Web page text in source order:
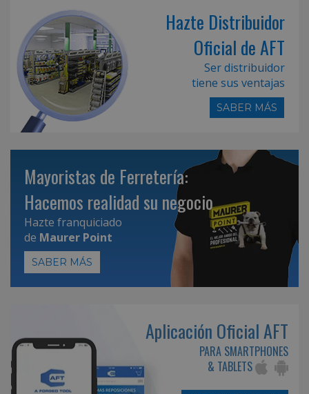
Hazte Distribuidor
Oficial de AFT
Ser distribuidor
tiene sus ventajas
SABER MÁS
Mayoristas de Ferretería:
Hacemos realidad su negocio
Hazte franquiciado
de Maurer Point
SABER MÁS
Aplicación Oficial AFT
PARA SMARTPHONES
& TABLETS